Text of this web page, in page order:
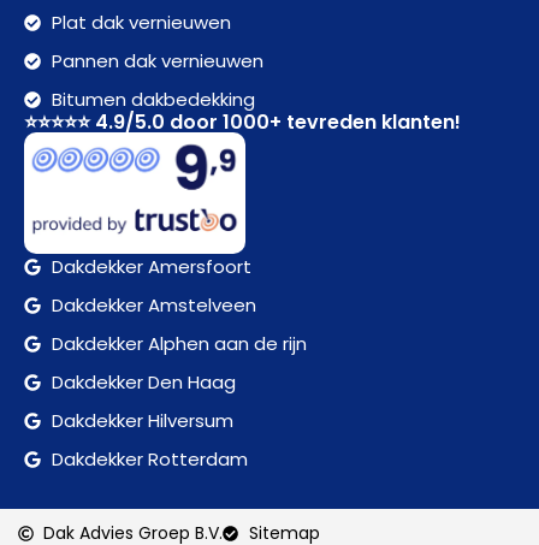
Plat dak vernieuwen
Pannen dak vernieuwen
Bitumen dakbedekking
⭐⭐⭐⭐⭐ 4.9/5.0 door 1000+ tevreden klanten!
Dakdekker Amersfoort
Dakdekker Amstelveen
Dakdekker Alphen aan de rijn
Dakdekker Den Haag
Dakdekker Hilversum
Dakdekker Rotterdam
Dak Advies Groep B.V. Sitemap